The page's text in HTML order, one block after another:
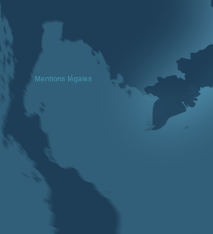
Mentions légales